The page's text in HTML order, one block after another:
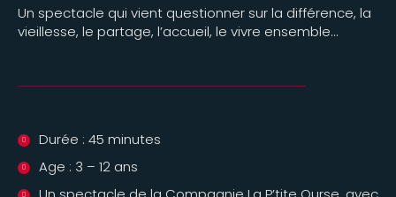
Un spectacle qui vient questionner sur la différence, la
vieillesse, le partage, l’accueil, le vivre ensemble…
Durée : 45 minutes
Age : 3 – 12 ans